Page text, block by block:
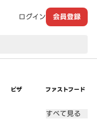
ログイン 会員登録
ピザ ファストフード
すべて見る